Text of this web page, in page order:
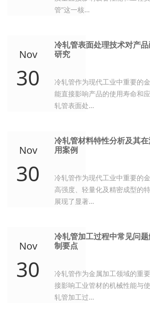
管”这一核…
Nov
30
冷轧管表面处理技术对产
研究
冷轧管作为现代工业中重要的
能直接影响产品的使用寿命和
轧管表面处…
Nov
30
冷轧管材料特性分析及其
用案例
冷轧管作为现代工业中重要的
高强度、轻量化及精密成型的
展现了显著…
Nov
30
冷轧管加工过程中常见问
制要点
冷轧管作为金属加工领域的重
接影响工业管材的机械性能与
轧管加工过…